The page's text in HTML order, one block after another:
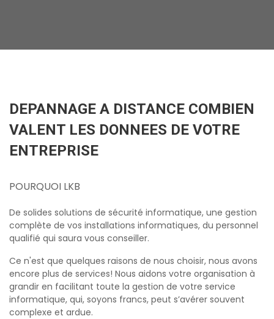
DEPANNAGE A DISTANCE COMBIEN
VALENT LES DONNEES DE VOTRE
ENTREPRISE
POURQUOI LKB
De solides solutions de sécurité informatique, une gestion
complète de vos installations informatiques, du personnel
qualifié qui saura vous conseiller.
Ce n'est que quelques raisons de nous choisir, nous avons
encore plus de services! Nous aidons votre organisation à
grandir en facilitant toute la gestion de votre service
informatique, qui, soyons francs, peut s’avérer souvent
complexe et ardue.